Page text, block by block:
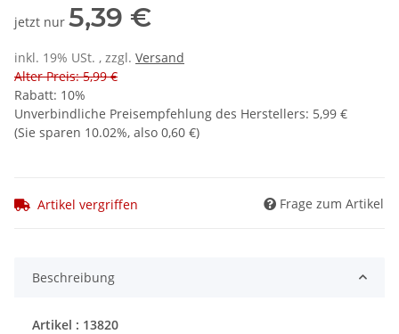
jetzt nur 5,39 €
inkl. 19% USt. , zzgl. Versand
Alter Preis: 5,99 €
Rabatt: 10%
Unverbindliche Preisempfehlung des Herstellers: 5,99 €
(Sie sparen 10.02%, also 0,60 €)
Artikel vergriffen Frage zum Artikel
Beschreibung
Artikel : 13820